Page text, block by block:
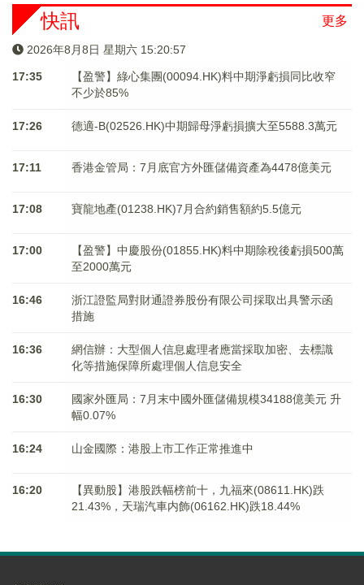
更多
快訊
2026年8月8日 星期六 15:20:58
17:35
【盈警】綠心集團(00094.HK)料中期淨虧損同比收窄
不少於85%
17:26 德適-B(02526.HK)中期歸母淨虧損擴大至5588.3萬元
17:11 香港金管局：7月底官方外匯儲備資產為4478億美元
17:08 寶龍地產(01238.HK)7月合約銷售額約5.5億元
17:00
【盈警】中慶股份(01855.HK)料中期除稅後虧損500萬
至2000萬元
16:46
浙江證監局對財通證券股份有限公司採取出具警示函
措施
16:36
網信辦：大型個人信息處理者應當採取加密、去標識
化等措施保障所處理個人信息安全
16:30
國家外匯局：7月末中國外匯儲備規模34188億美元 升
幅0.07%
16:24 山金國際：港股上市工作正常推進中
16:20
【異動股】港股跌幅榜前十，九福來(08611.HK)跌
21.43%，天瑞汽車内飾(06162.HK)跌18.44%